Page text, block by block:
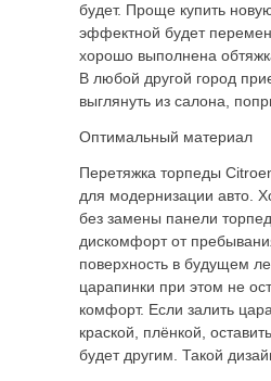
будет. Проще купить
эффектной будет
хорошо выполнена
В любой другой город
выглянуть из салона,
Оптимальный материал
Перетяжка торпеды
для модернизации авто.
без замены панели
дискомфорт от
поверхность в будущем
царапинки при этом не
комфорт. Если залить
краской, плёнкой,
будет другим. Такой